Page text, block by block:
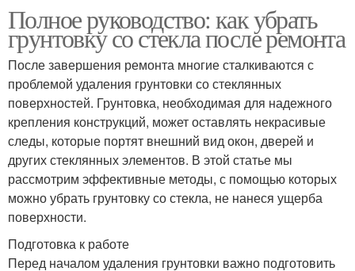
Полное руководство: как убрать
грунтовку со стекла после ремонта
После завершения ремонта многие сталкиваются с
проблемой удаления грунтовки со стеклянных
поверхностей. Грунтовка, необходимая для надежного
крепления конструкций, может оставлять некрасивые
следы, которые портят внешний вид окон, дверей и
других стеклянных элементов. В этой статье мы
рассмотрим эффективные методы, с помощью которых
можно убрать грунтовку со стекла, не нанеся ущерба
поверхности.
Подготовка к работе
Перед началом удаления грунтовки важно подготовить